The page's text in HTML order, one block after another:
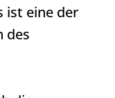
ist eine der
des